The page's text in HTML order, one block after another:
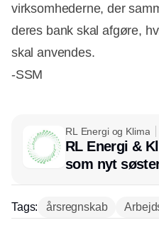
virksomhederne, der
deres bank skal afgøre,
skal anvendes.
-SSM
RL Energi og Klima
RL Energi &
som nyt
afsæt i RL
Tags: årsregnskab